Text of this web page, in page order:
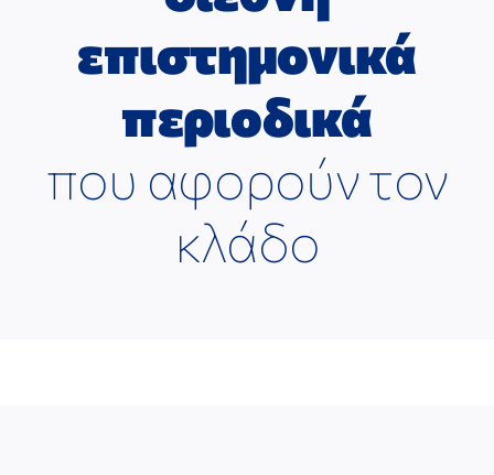
ΕΠΙΣΤΗΜΟΝΙΚΕΣ ΕΚΔΗΛΩΣΕΙΣ
επιστημονικά
περιοδικά
που αφορούν τον
κλάδο